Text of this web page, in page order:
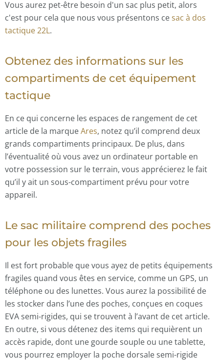
Vous aurez pet-être besoin d'un sac plus petit, alors
c'est pour cela que nous vous présentons cesac à dos
tactique 22L.
Obtenez des informations sur les
compartiments de cet équipement
tactique
En ce qui concerne les espaces de rangement de cet
article de la marqueAres, notez qu’il comprend deux
grands compartiments principaux. De plus, dans
l’éventualité où vous avez un ordinateur portable en
votre possession sur le terrain, vous apprécierez le fait
qu’il y ait un sous-compartiment prévu pour votre
appareil.
Le sac militaire comprend des poches
pour les objets fragiles
Il est fort probable que vous ayez de petits équipements
fragiles quand vous êtes en service, comme un GPS, un
téléphone ou des lunettes. Vous aurez la possibilité de
les stocker dans l’une des poches, conçues en coques
EVA semi-rigides, qui se trouvent à l’avant de cet article.
En outre, si vous détenez des items qui requièrent un
accès rapide, dont une gourde souple ou une tablette,
vous pourrez employer la poche dorsale semi-rigide